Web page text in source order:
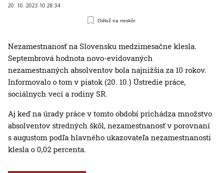
20. 10. 2023 10:28:34
Odlož na neskôr
Nezamestnanosť na Slovensku medzimesačne klesla.
Septembrová hodnota novo-evidovaných
nezamestnaných absolventov bola najnižšia za 10 rokov.
Informovalo o tom v piatok (20. 10.) Ústredie práce,
sociálnych vecí a rodiny SR.
Aj keď na úrady práce v tomto období prichádza množstvo
absolventov stredných škôl, nezamestnanosť v porovnaní
s augustom podľa hlavného ukazovateľa nezamestnanosti
klesla o 0,02 percenta.